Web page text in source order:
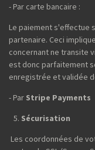
- Par carte bancaire :
Le paiement s'effectue
partenaire. Ceci
concernant ne transite
est donc parfaitement
enregistrée et validée
- Par Stripe Payments
Sécurisation
Les coordonnées de